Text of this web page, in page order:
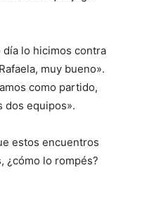
lo hicimos contra
muy bueno».
como partido,
dos equipos».
estos encuentros
¿cómo lo rompés?